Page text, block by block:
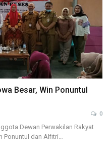
Besar, Win Ponuntul
0
Dewan Perwakilan Rakyat
Ponuntul dan Alfitri…